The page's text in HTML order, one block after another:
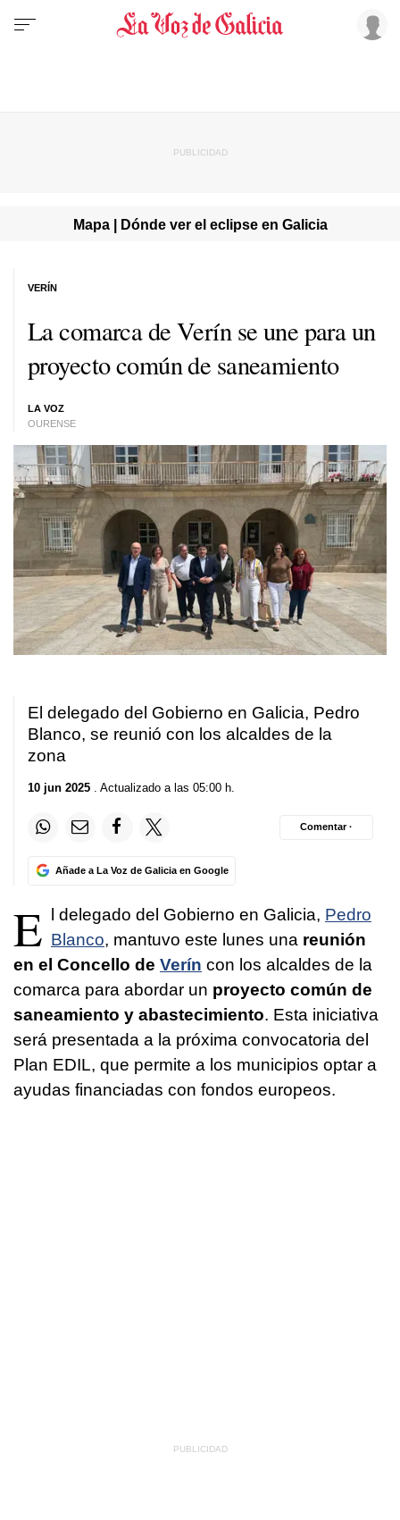
Mapa | Dónde ver el eclipse en Galicia
La comarca de Verín se une para un
proyecto común de saneamiento
LA VOZ
OURENSE
VERÍN
El delegado del Gobierno en Galicia, Pedro
Blanco, se reunió con los alcaldes de la
zona
10 jun 2025 . Actualizado a las 05:00 h.
Añade a La Voz de Galicia en Google
Comentar ·
E l delegado del Gobierno en Galicia, Pedro
Blanco, mantuvo este lunes una reunión
en el Concello de Verín con los alcaldes de la
comarca para abordar un proyecto común de
saneamiento y abastecimiento. Esta iniciativa
será presentada a la próxima convocatoria del
Plan EDIL, que permite a los municipios optar a
ayudas financiadas con fondos europeos.